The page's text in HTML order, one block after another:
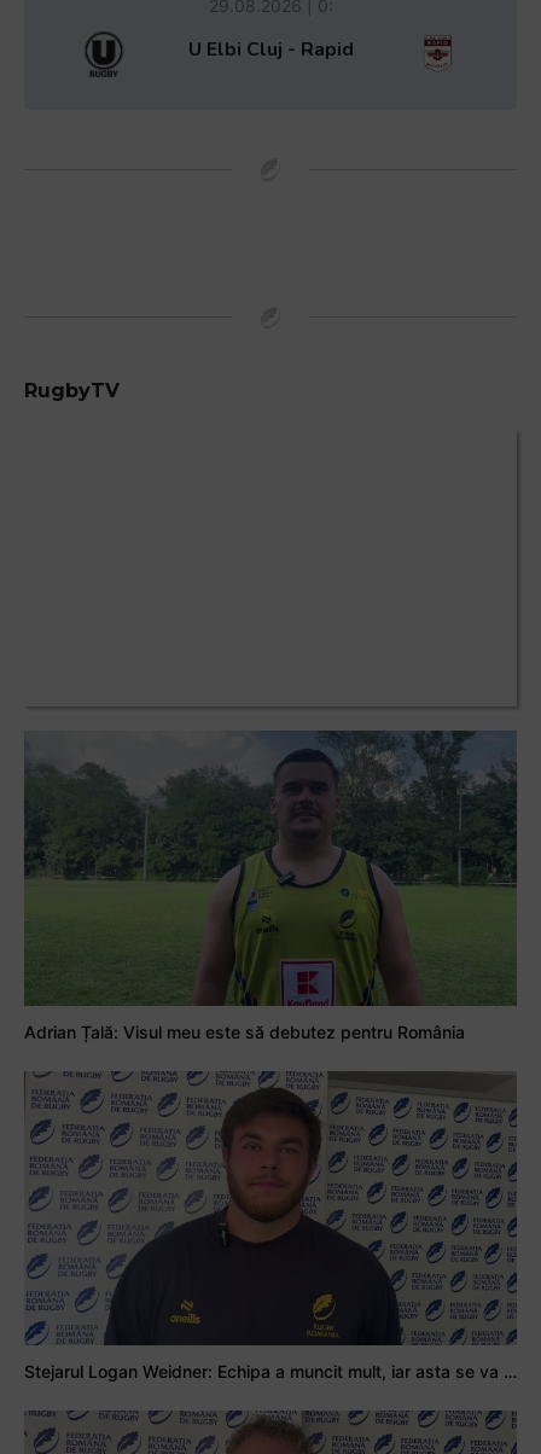
29.08.2026 | 0:
U Elbi Cluj - Rapid
RugbyTV
Adrian Țală: Visul meu este să debutez pentru România
Stejarul Logan Weidner: Echipa a muncit mult, iar asta se va vedea în meciurile de la Nations Cup